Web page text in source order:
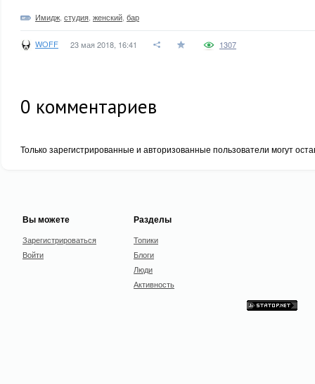
Имидж студия женский бар
WOFF 23 мая 2018, 16:41 1307
0 комментариев
Только зарегистрированные и авторизованные пользователи могут
Вы можете
Зарегистрироваться
Войти
Разделы
Топики
Блоги
Люди
Активность